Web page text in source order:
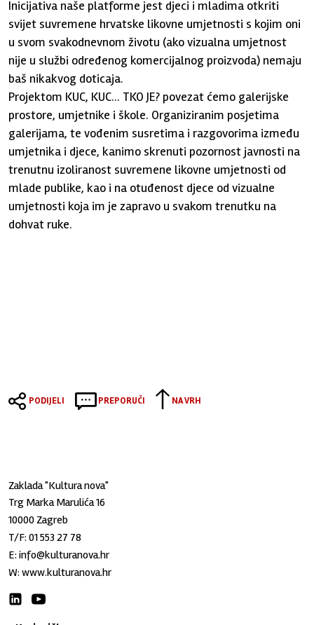
Inicijativa naše platforme jest djeci i mladima otkriti
svijet suvremene hrvatske likovne umjetnosti s kojim oni
u svom svakodnevnom životu (ako vizualna umjetnost
nije u službi određenog komercijalnog proizvoda) nemaju
baš nikakvog doticaja.
Projektom KUC, KUC... TKO JE? povezat ćemo galerijske
prostore, umjetnike i škole. Organiziranim posjetima
galerijama, te vođenim susretima i razgovorima između
umjetnika i djece, kanimo skrenuti pozornost javnosti na
trenutnu izoliranost suvremene likovne umjetnosti od
mlade publike, kao i na otuđenost djece od vizualne
umjetnosti koja im je zapravo u svakom trenutku na
dohvat ruke.
PODIJELI PREPORUČI NA VRH
Zaklada "Kultura nova"
Trg Marka Marulića 16
10000 Zagreb
T/F:01 553 27 78
E:info@kulturanova.hr
W:www.kulturanova.hr